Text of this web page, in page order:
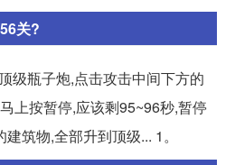
关?
级瓶子炮,点击攻击中间下方的
上按暂停,应该剩95~96秒,暂停
筑物,全部升到顶级... 1。